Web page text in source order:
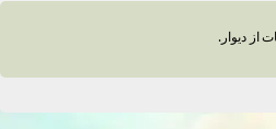
از دیوار.